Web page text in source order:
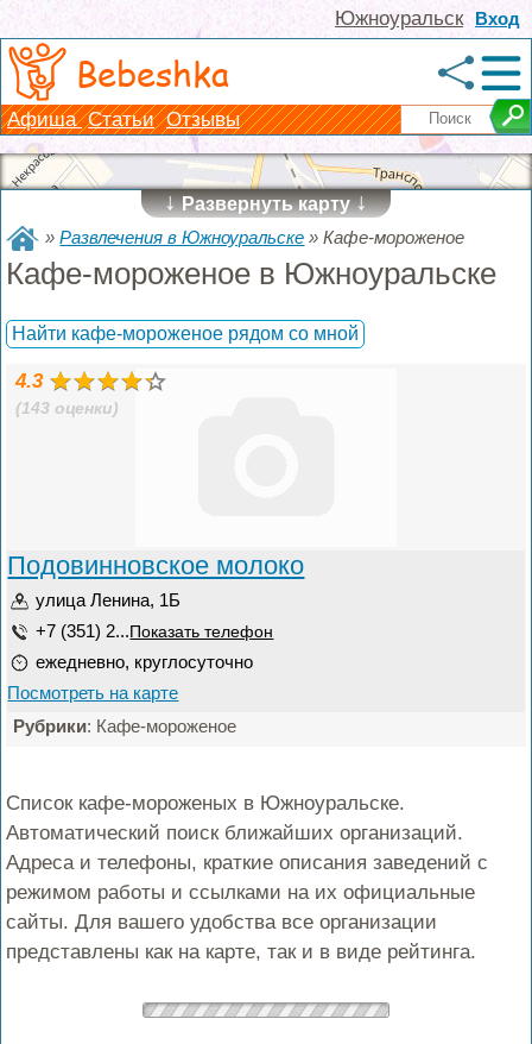
Вход
Южноуральск
Bebeshka
Афиша Статьи Отзывы
↓Развернуть карту↓
»Развлечения в Южноуральске »Кафе-мороженое
Кафе-мороженое в Южноуральске
Найти кафе-мороженое рядом со мной
4.3
(143 оценки)
Подовинновское молоко
улица Ленина, 1Б
+7 (351) 2... Показать телефон
ежедневно, круглосуточно
Посмотреть на карте
Рубрики: Кафе-мороженое
Список кафе-мороженых в Южноуральске.
Автоматический поиск ближайших организаций.
Адреса и телефоны, краткие описания заведений с
режимом работы и ссылками на их официальные
сайты. Для вашего удобства все организации
представлены как на карте, так и в виде рейтинга.